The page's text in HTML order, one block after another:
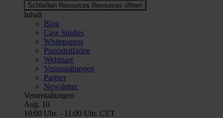
Schließen Resources Resources öffnen
Inhalt
Blog
Case Studies
Whitepapers
Praxisleitfäden
Webinare
Veranstaltungen
Partner
Newsletter
Veranstaltungen
Aug. 10
10:00 Uhr. - 11:00 Uhr. CET